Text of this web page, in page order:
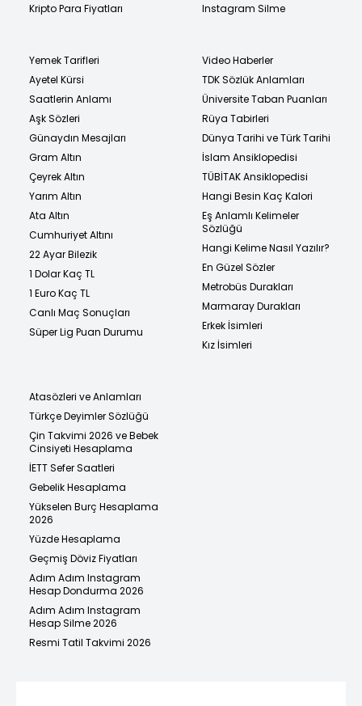
Kripto Para Fiyatları
Instagram Silme
Yemek Tarifleri
Ayetel Kürsi
Saatlerin Anlamı
Aşk Sözleri
Günaydın Mesajları
Gram Altın
Çeyrek Altın
Yarım Altın
Ata Altın
Cumhuriyet Altını
22 Ayar Bilezik
1 Dolar Kaç TL
1 Euro Kaç TL
Canlı Maç Sonuçları
Süper Lig Puan Durumu
Video Haberler
TDK Sözlük Anlamları
Üniversite Taban Puanları
Rüya Tabirleri
Dünya Tarihi ve Türk Tarihi
İslam Ansiklopedisi
TÜBİTAK Ansiklopedisi
Hangi Besin Kaç Kalori
Eş Anlamlı Kelimeler
Sözlüğü
Hangi Kelime Nasıl Yazılır?
En Güzel Sözler
Metrobüs Durakları
Marmaray Durakları
Erkek İsimleri
Kız İsimleri
Atasözleri ve Anlamları
Türkçe Deyimler Sözlüğü
Çin Takvimi 2026 ve Bebek
Cinsiyeti Hesaplama
İETT Sefer Saatleri
Gebelik Hesaplama
Yükselen Burç Hesaplama
2026
Yüzde Hesaplama
Geçmiş Döviz Fiyatları
Adım Adım Instagram
Hesap Dondurma 2026
Adım Adım Instagram
Hesap Silme 2026
Resmi Tatil Takvimi 2026